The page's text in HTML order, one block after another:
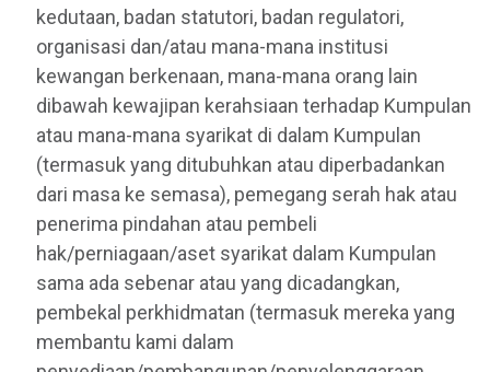
kedutaan, badan statutori, badan regulatori,
organisasi dan/atau mana-mana institusi
kewangan berkenaan, mana-mana orang lain
dibawah kewajipan kerahsiaan terhadap Kumpulan
atau mana-mana syarikat di dalam Kumpulan
(termasuk yang ditubuhkan atau diperbadankan
dari masa ke semasa), pemegang serah hak atau
penerima pindahan atau pembeli
hak/perniagaan/aset syarikat dalam Kumpulan
sama ada sebenar atau yang dicadangkan,
pembekal perkhidmatan (termasuk mereka yang
membantu kami dalam